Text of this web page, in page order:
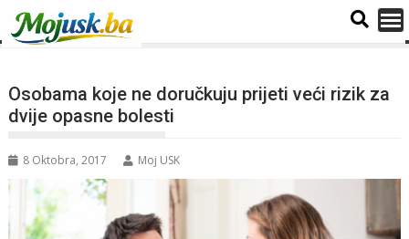
Osobama koje ne doručkuju prijeti veći rizik za
dvije opasne bolesti
8 Oktobra, 2017 Moj USK